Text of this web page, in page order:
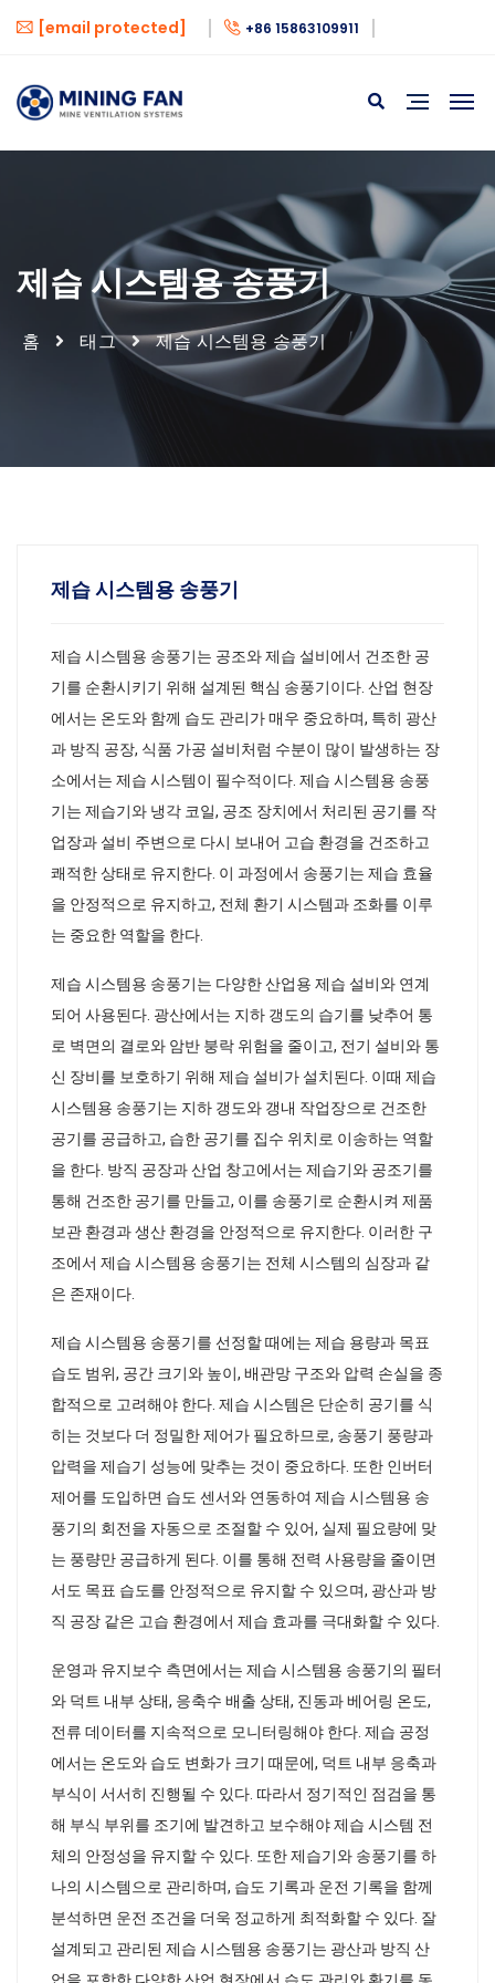
[email protected] +86 15863109911
제습 시스템용 송풍기
홈 태그 제습 시스템용 송풍기
제습 시스템용 송풍기
제습 시스템용 송풍기는 공조와 제습 설비에서 건조한 공
기를 순환시키기 위해 설계된 핵심 송풍기이다. 산업 현장
에서는 온도와 함께 습도 관리가 매우 중요하며, 특히 광산
과 방직 공장, 식품 가공 설비처럼 수분이 많이 발생하는 장
소에서는 제습 시스템이 필수적이다. 제습 시스템용 송풍
기는 제습기와 냉각 코일, 공조 장치에서 처리된 공기를 작
업장과 설비 주변으로 다시 보내어 고습 환경을 건조하고
쾌적한 상태로 유지한다. 이 과정에서 송풍기는 제습 효율
을 안정적으로 유지하고, 전체 환기 시스템과 조화를 이루
는 중요한 역할을 한다.
제습 시스템용 송풍기는 다양한 산업용 제습 설비와 연계
되어 사용된다. 광산에서는 지하 갱도의 습기를 낮추어 통
로 벽면의 결로와 암반 붕락 위험을 줄이고, 전기 설비와 통
신 장비를 보호하기 위해 제습 설비가 설치된다. 이때 제습
시스템용 송풍기는 지하 갱도와 갱내 작업장으로 건조한
공기를 공급하고, 습한 공기를 집수 위치로 이송하는 역할
을 한다. 방직 공장과 산업 창고에서는 제습기와 공조기를
통해 건조한 공기를 만들고, 이를 송풍기로 순환시켜 제품
보관 환경과 생산 환경을 안정적으로 유지한다. 이러한 구
조에서 제습 시스템용 송풍기는 전체 시스템의 심장과 같
은 존재이다.
제습 시스템용 송풍기를 선정할 때에는 제습 용량과 목표
습도 범위, 공간 크기와 높이, 배관망 구조와 압력 손실을 종
합적으로 고려해야 한다. 제습 시스템은 단순히 공기를 식
히는 것보다 더 정밀한 제어가 필요하므로, 송풍기 풍량과
압력을 제습기 성능에 맞추는 것이 중요하다. 또한 인버터
제어를 도입하면 습도 센서와 연동하여 제습 시스템용 송
풍기의 회전을 자동으로 조절할 수 있어, 실제 필요량에 맞
는 풍량만 공급하게 된다. 이를 통해 전력 사용량을 줄이면
서도 목표 습도를 안정적으로 유지할 수 있으며, 광산과 방
직 공장 같은 고습 환경에서 제습 효과를 극대화할 수 있다.
운영과 유지보수 측면에서는 제습 시스템용 송풍기의 필터
와 덕트 내부 상태, 응축수 배출 상태, 진동과 베어링 온도,
전류 데이터를 지속적으로 모니터링해야 한다. 제습 공정
에서는 온도와 습도 변화가 크기 때문에, 덕트 내부 응축과
부식이 서서히 진행될 수 있다. 따라서 정기적인 점검을 통
해 부식 부위를 조기에 발견하고 보수해야 제습 시스템 전
체의 안정성을 유지할 수 있다. 또한 제습기와 송풍기를 하
나의 시스템으로 관리하며, 습도 기록과 운전 기록을 함께
분석하면 운전 조건을 더욱 정교하게 최적화할 수 있다. 잘
설계되고 관리된 제습 시스템용 송풍기는 광산과 방직 산